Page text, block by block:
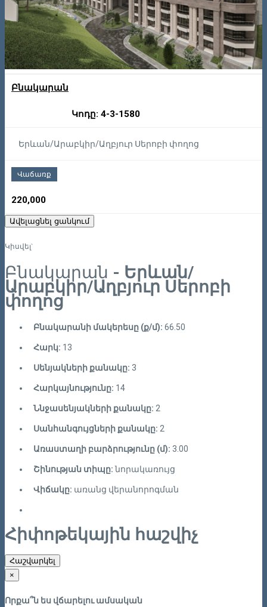
Բնակարան
Կոդը: 4-3-1580
Երևան/Արաբկիր/Աղբյուր Սերոբի փողոց
Վաճառք
220,000
Ավելացնել ցանկում
Կիսվել`
Բնակարան - Երևան/
Արաբկիր/Աղբյուր Սերոբի
փողոց
Բնակարանի մակերեսը (ք/մ): 66.50
Հարկ: 13
Սենյակների քանակը: 3
Հարկայնությունը: 14
Ննջասենյակների քանակը: 2
Սանհանգույցների քանակը: 2
Առաստաղի բարձրությունը (մ): 3.00
Շինության տիպը:նորակառույց
Վիճակը: առանց վերանորոգման
Հիփոթեկային հաշվիչ
Հաշվարկել
×
Որքա՞ն ես վճարելու ամսական